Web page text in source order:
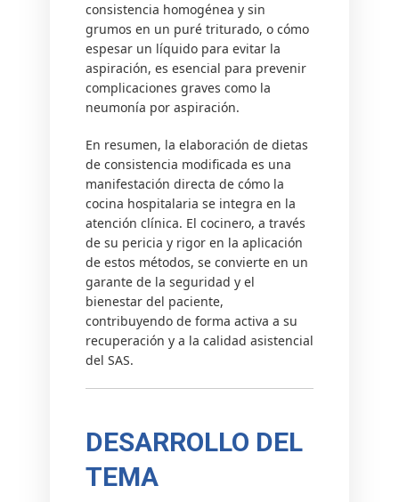
consistencia homogénea y sin
grumos en un puré triturado, o cómo
espesar un líquido para evitar la
aspiración, es esencial para prevenir
complicaciones graves como la
neumonía por aspiración.
En resumen, la elaboración de dietas
de consistencia modificada es una
manifestación directa de cómo la
cocina hospitalaria se integra en la
atención clínica. El cocinero, a través
de su pericia y rigor en la aplicación
de estos métodos, se convierte en un
garante de la seguridad y el
bienestar del paciente,
contribuyendo de forma activa a su
recuperación y a la calidad asistencial
del SAS.
DESARROLLO DEL
TEMA